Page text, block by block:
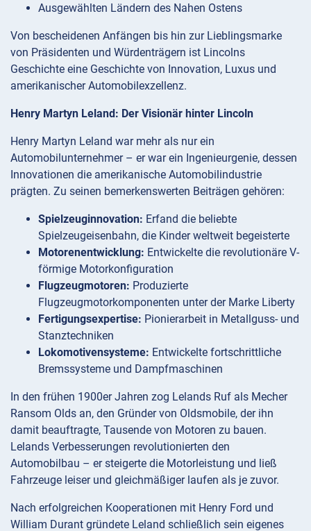
Ausgewählten Ländern des Nahen Ostens
Von bescheidenen Anfängen bis hin zur Lieblingsmarke
von Präsidenten und Würdenträgern ist Lincolns
Geschichte eine Geschichte von Innovation, Luxus und
amerikanischer Automobilexzellenz.
Henry Martyn Leland: Der Visionär hinter Lincoln
Henry Martyn Leland war mehr als nur ein
Automobilunternehmer – er war ein Ingenieurgenie, dessen
Innovationen die amerikanische Automobilindustrie
prägten. Zu seinen bemerkenswerten Beiträgen gehören:
Spielzeuginnovation: Erfand die beliebte
Spielzeugeisenbahn, die Kinder weltweit begeisterte
Motorenentwicklung: Entwickelte die revolutionäre V-
förmige Motorkonfiguration
Flugzeugmotoren: Produzierte
Flugzeugmotorkomponenten unter der Marke Liberty
Fertigungsexpertise: Pionierarbeit in Metallguss- und
Stanztechniken
Lokomotivensysteme: Entwickelte fortschrittliche
Bremssysteme und Dampfmaschinen
In den frühen 1900er Jahren zog Lelands Ruf als Mecher
Ransom Olds an, den Gründer von Oldsmobile, der ihn
damit beauftragte, Tausende von Motoren zu bauen.
Lelands Verbesserungen revolutionierten den
Automobilbau – er steigerte die Motorleistung und ließ
Fahrzeuge leiser und gleichmäßiger laufen als je zuvor.
Nach erfolgreichen Kooperationen mit Henry Ford und
William Durant gründete Leland schließlich sein eigenes